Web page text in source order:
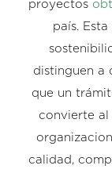
proyectos
país.
distinguen a
que un
convierte al
calidad,